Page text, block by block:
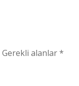
Gerekli alanlar*